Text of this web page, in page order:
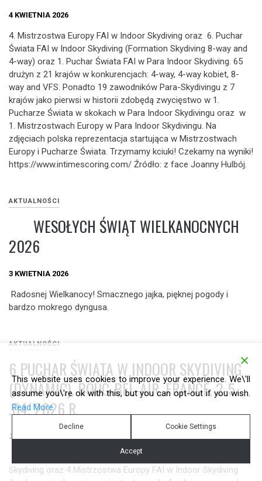
4 KWIETNIA 2026
4. Mistrzostwa Europy FAI w Indoor Skydiving oraz 6. Puchar
Świata FAI w Indoor Skydiving (Formation Skydiving 8-way and
4-way) oraz 1. Puchar Świata FAI w Para Indoor Skydiving. 65
drużyn z 21 krajów w konkurencjach: 4-way, 4-way kobiet, 8-
way and VFS. Ponadto 19 zawodników Para-Skydivingu z 7
krajów jako pierwsi w historii zdobędą zwycięstwo w 1.
Pucharze Świata w skokach w Para Indoor Skydivingu oraz w
1. Mistrzostwach Europy w Para Indoor Skydivingu. Na
zdjęciach polska reprezentacja startująca w Mistrzostwach
Europy i Pucharze Świata. Trzymamy kciuki! Czekamy na wyniki!
https://www.intimescoring.com/ Źródło: z face Joanny Hulbój.
AKTUALNOŚCI
WESOŁYCH ŚWIĄT WIELKANOCNYCH
2026
3 KWIETNIA 2026
Radosnej Wielkanocy! Smacznego jajka, pięknej pogody i
bardzo mokrego dyngusa.
AKTUALNOŚCI
6 PUCHAR ŚWIATA W INDOOR SKYDIVING
(DYNAMIC), BOUC-BEL-AIR, FRANCE, 2-5
.04. 2026 R.
2 KWIETNIA 2026
Mistrzostwa, czyli: 6 Puchar Świata FAI w Indoor
Skydiving oraz 4 Mistrzostwa Europy FAI w Indoor Skydiving
This website uses cookies to improve your experience. We\'ll
assume you\'re ok with this, but you can opt-out if you wish.
Read More
Decline Cookie Settings
Accept